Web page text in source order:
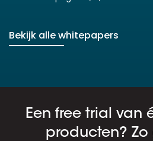
Bekijk alle whitepapers
Een free trial van
producten? Zo